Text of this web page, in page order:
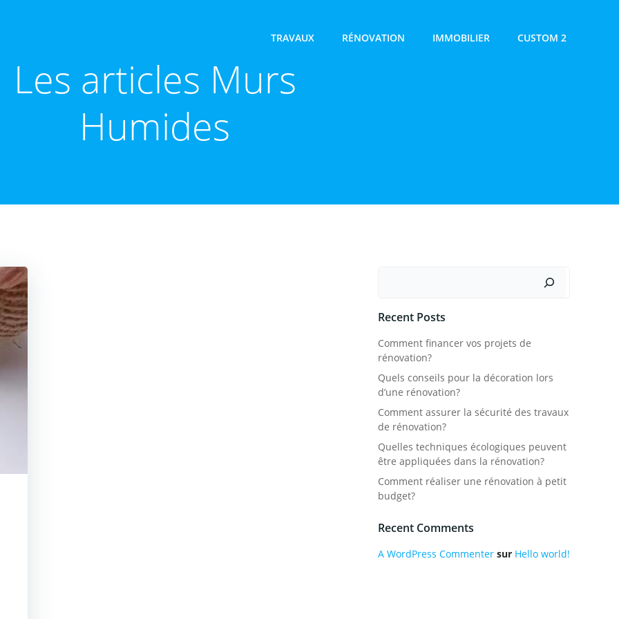
TRAVAUX RÉNOVATION IMMOBILIER CUSTOM 2
Les articles Murs
Humides
Recent Posts
Comment financer vos projets de
rénovation?
Quels conseils pour la décoration lors
d’une rénovation?
Comment assurer la sécurité des travaux
de rénovation?
Quelles techniques écologiques peuvent
être appliquées dans la rénovation?
Comment réaliser une rénovation à petit
budget?
Recent Comments
A WordPress Commenter sur Hello world!